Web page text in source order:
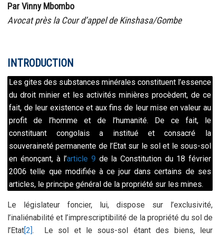
Par Vinny Mbombo
Avocat près la Cour d’appel de Kinshasa/Gombe
INTRODUCTION
Les gites des substances minérales constituent l’essence
du droit minier et les activités minières procèdent, de ce
fait, de leur existence et aux fins de leur mise en valeur au
profit de l’homme et de l’humanité. De ce fait, le
constituant congolais a institué et consacré la
souveraineté permanente de l’Etat sur le sol et le sous-sol
en énonçant, à l’article 9 de la Constitution du 18 février
2006 telle que modifiée à ce jour dans certains de ses
articles, le principe général de la propriété sur les mines.
Le législateur foncier, lui, dispose sur l’exclusivité,
l’inaliénabilité et l’imprescriptibilité de la propriété du sol de
l’Etat[2]. Le sol et le sous-sol étant des biens, leur